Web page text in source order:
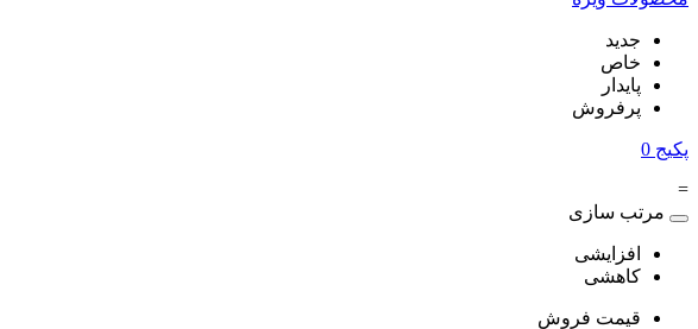
جدید
خاص
پایدار
پرفروش
پکیج 0
=
مرتب سازی
افزایشی
کاهشی
قیمت فروش